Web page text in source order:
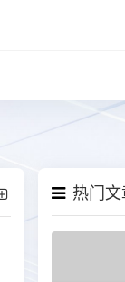
热门文